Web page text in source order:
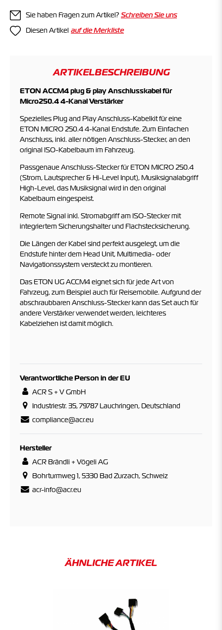
Sie haben Fragen zum Artikel? Schreiben Sie uns
Diesen Artikel
ARTIKELBESCHREIBUNG
ETON ACCM4 plug & play Anschlusskabel für
Micro250.4 4-Kanal Verstärker
Spezielles Plug and Play Anschluss-Kabelkit für eine
ETON MICRO 250.4 4-Kanal Endstufe. Zum Einfachen
Anschluss, inkl. aller nötigen Anschluss-Stecker, an den
original ISO-Kabelbaum im Fahrzeug.
Passgenaue Anschluss-Stecker für ETON MICRO 250.4
(Strom, Lautsprecher & Hi-Level Input), Musiksignalabgriff
High-Level, das Musiksignal wird in den original
Kabelbaum eingespeist.
Remote Signal inkl. Stromabgriff am ISO-Stecker mit
integriertem Sicherungshalter und Flachstecksicherung.
Die Längen der Kabel sind perfekt ausgelegt, um die
Endstufe hinter dem Head Unit, Multimedia- oder
Navigationssystem versteckt zu montieren.
Das ETON UG ACCM4 eignet sich für jede Art von
Fahrzeug, zum Beispiel auch für Reisemobile. Aufgrund der
abschraubbaren Anschluss-Stecker kann das Set auch für
andere Verstärker verwendet werden, leichteres
Kabelziehen ist damit möglich.
Verantwortliche Person in der EU
ACR S + V GmbH
Industriestr. 35, 79787 Lauchringen, Deutschland
compliance@acr.eu
Hersteller
ACR Brändli + Vögeli AG
Bohrturmweg 1, 5330 Bad Zurzach, Schweiz
acr-info@acr.eu
ÄHNLICHE ARTIKEL